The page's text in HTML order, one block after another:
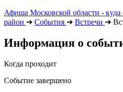
Афиша Московской области - куда
район ➔ События ➔ Встречи ➔
Информация о
Когда проходит
Событие завершено